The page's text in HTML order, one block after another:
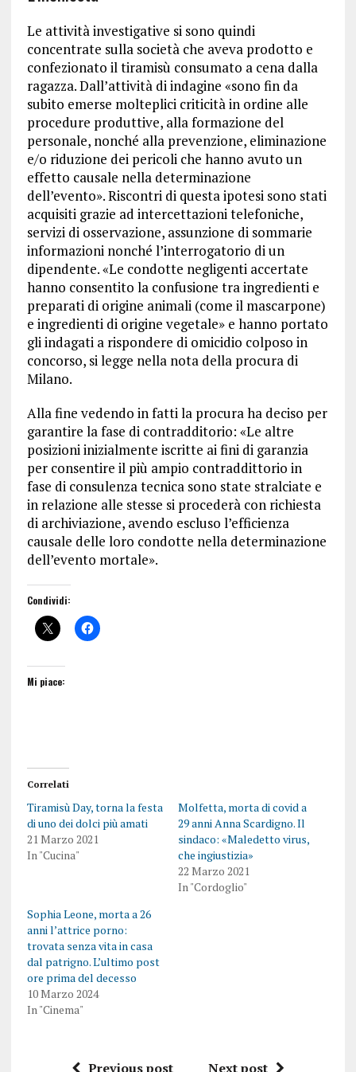
Le attività investigative si sono quindi
concentrate sulla società che aveva prodotto e
confezionato il tiramisù consumato a cena dalla
ragazza. Dall’attività di indagine «sono fin da
subito emerse molteplici criticità in ordine alle
procedure produttive, alla formazione del
personale, nonché alla prevenzione, eliminazione
e/o riduzione dei pericoli che hanno avuto un
effetto causale nella determinazione
dell’evento». Riscontri di questa ipotesi sono stati
acquisiti grazie ad intercettazioni telefoniche,
servizi di osservazione, assunzione di sommarie
informazioni nonché l’interrogatorio di un
dipendente. «Le condotte negligenti accertate
hanno consentito la confusione tra ingredienti e
preparati di origine animali (come il mascarpone)
e ingredienti di origine vegetale» e hanno portato
gli indagati a rispondere di omicidio colposo in
concorso, si legge nella nota della procura di
Milano.
Alla fine vedendo in fatti la procura ha deciso per
garantire la fase di contradditorio: «Le altre
posizioni inizialmente iscritte ai fini di garanzia
per consentire il più ampio contraddittorio in
fase di consulenza tecnica sono state stralciate e
in relazione alle stesse si procederà con richiesta
di archiviazione, avendo escluso l’efficienza
causale delle loro condotte nella determinazione
dell’evento mortale».
Condividi:
Mi piace:
Correlati
Tiramisù Day, torna la festa
di uno dei dolci più amati
21 Marzo 2021
In "Cucina"
Molfetta, morta di covid a
29 anni Anna Scardigno. Il
sindaco: «Maledetto virus,
che ingiustizia»
22 Marzo 2021
In "Cordoglio"
Sophia Leone, morta a 26
anni l’attrice porno:
trovata senza vita in casa
dal patrigno. L’ultimo post
ore prima del decesso
10 Marzo 2024
In "Cinema"
Previous post Next post